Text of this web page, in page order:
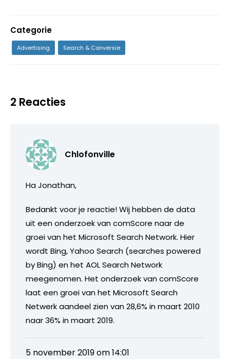
Categorie
Advertising Search & Conversie
2 Reacties
Chlofonville
Ha Jonathan,
Bedankt voor je reactie! Wij hebben de data
uit een onderzoek van comScore naar de
groei van het Microsoft Search Network. Hier
wordt Bing, Yahoo Search (searches powered
by Bing) en het AOL Search Network
meegenomen. Het onderzoek van comScore
laat een groei van het Microsoft Search
Netwerk aandeel zien van 28,6% in maart 2010
naar 36% in maart 2019.
5 november 2019 om 14:01